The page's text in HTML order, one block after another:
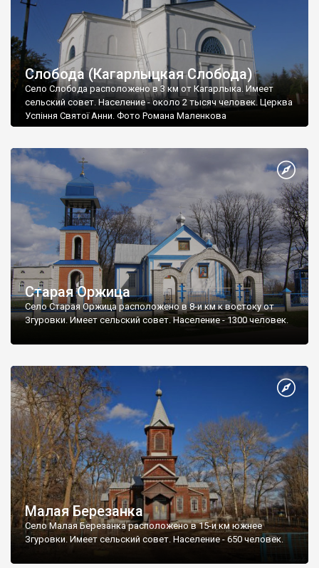
Слобода (Кагарлыцкая Слобода)
Село Слобода расположено в 3 км от Кагарлыка. Имеет
сельский совет. Население - около 2 тысяч человек. Церква
Успіння Святої Анни. Фото Романа Маленкова
Старая Оржица
Село Старая Оржица расположено в 8-и км к востоку от
Згуровки. Имеет сельский совет. Население - 1300 человек.
Малая Березанка
Село Малая Березанка расположено в 15-и км южнее
Згуровки. Имеет сельский совет. Население - 650 человек.